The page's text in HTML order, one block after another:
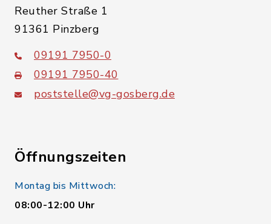
Reuther Straße 1
91361 Pinzberg
09191 7950-0
09191 7950-40
poststelle@vg-gosberg.de
Öffnungszeiten
Montag bis Mittwoch:
08:00-12:00 Uhr